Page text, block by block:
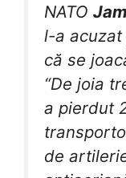
NATO
l-a acuzat
că se
“De joia
a pierdut
de